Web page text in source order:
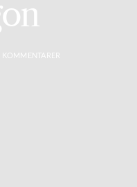
KOMMENTARER